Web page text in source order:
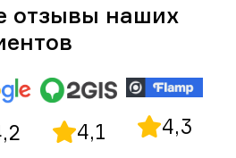
отзывы наших
4,1 4,3